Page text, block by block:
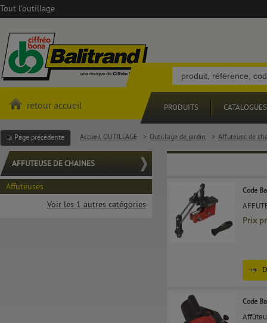
Tout l'outillage
retour accueil PRODUITS CATALOGUES
Page précédente Accueil OUTILLAGE > Outillage de jardin > Affuteuse de
AFFUTEUSE DE CHAINES
Affuteuses
Voir les 1 autres catégories
Code
Prix
Code